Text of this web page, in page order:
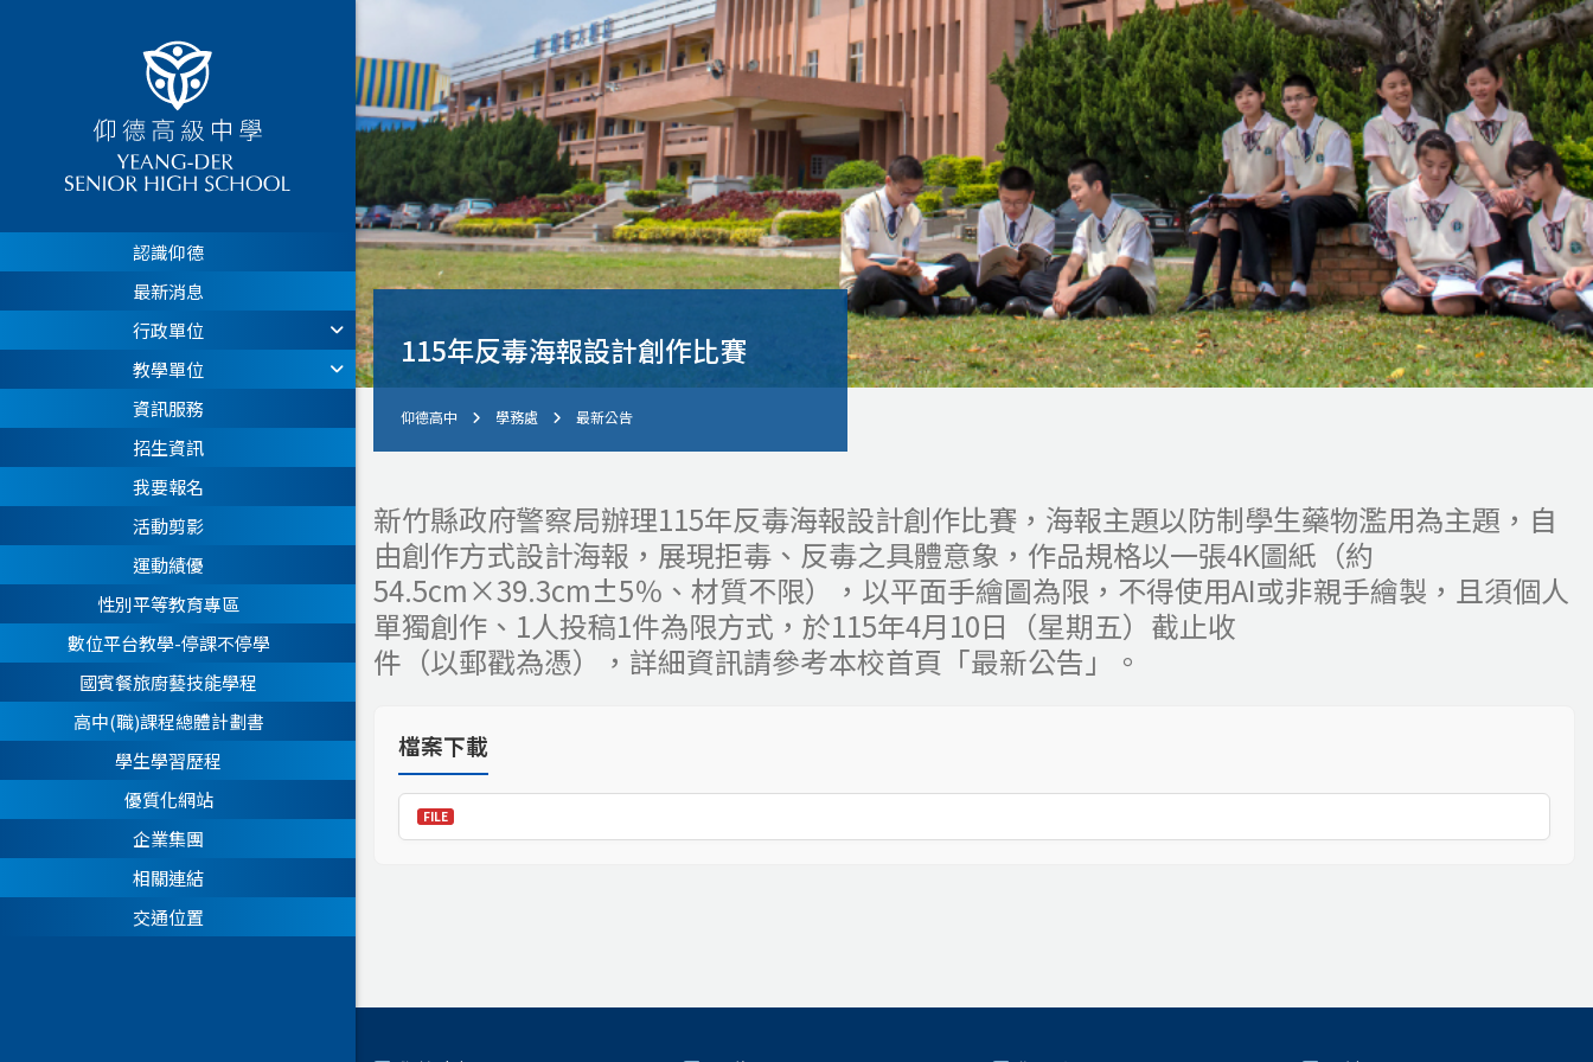
認識仰德
最新消息
行政單位
教學單位
資訊服務
招生資訊
我要報名
活動剪影
運動績優
性別平等教育專區
數位平台教學-停課不停學
國賓餐旅廚藝技能學程
高中(職)課程總體計劃書
學生學習歷程
優質化網站
企業集團
相關連結
交通位置
115年反毒海報設計創作比賽
仰德高中 學務處 最新公告
新竹縣政府警察局辦理115年反毒海報設計創作比賽，海報主題以防制學生藥物濫用為主題，自
由創作方式設計海報，展現拒毒、反毒之具體意象，作品規格以一張4K圖紙（約
54.5cm×39.3cm±5％、材質不限），以平面手繪圖為限，不得使用AI或非親手繪製，且須個人
單獨創作、1人投稿1件為限方式，於115年4月10日（星期五）截止收
件（以郵戳為憑），詳細資訊請參考本校首頁「最新公告」。
檔案下載